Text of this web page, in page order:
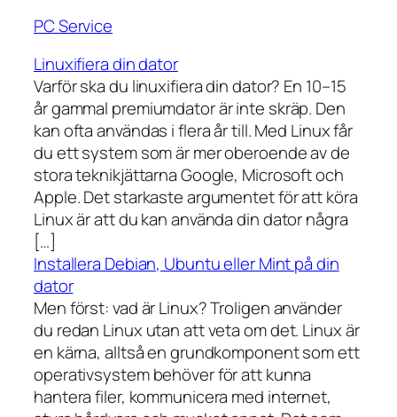
PC Service
Linuxifiera din dator
Varför ska du linuxifiera din dator? En 10–15
år gammal premiumdator är inte skräp. Den
kan ofta användas i flera år till. Med Linux får
du ett system som är mer oberoende av de
stora teknikjättarna Google, Microsoft och
Apple. Det starkaste argumentet för att köra
Linux är att du kan använda din dator några
[…]
Installera Debian, Ubuntu eller Mint på din
dator
Men först: vad är Linux? Troligen använder
du redan Linux utan att veta om det. Linux är
en kärna, alltså en grundkomponent som ett
operativsystem behöver för att kunna
hantera filer, kommunicera med internet,